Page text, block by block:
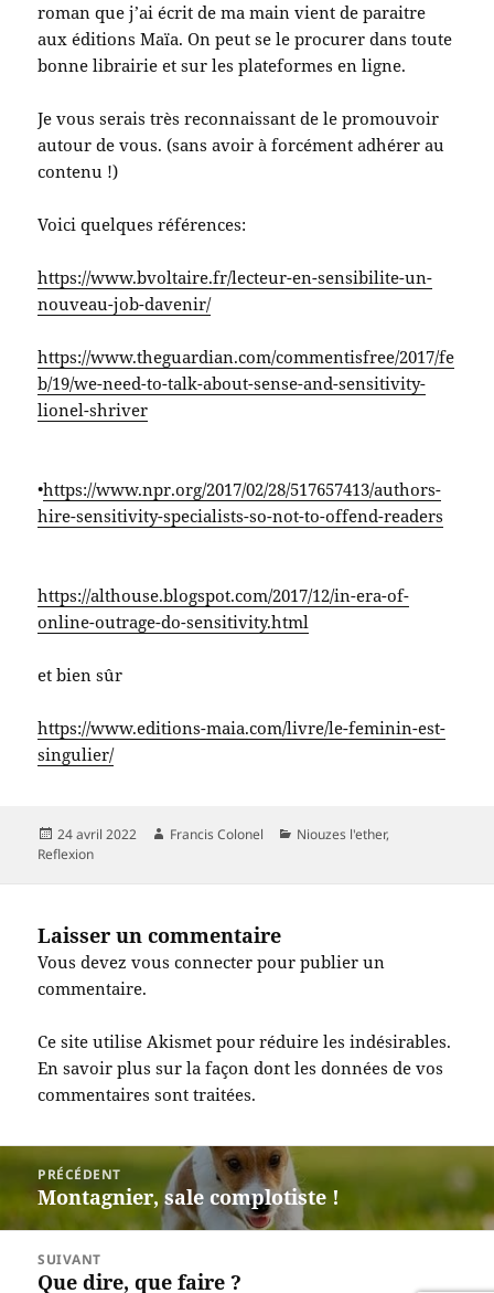
roman que j’ai écrit de ma main vient de paraitre
aux éditions Maïa. On peut se le procurer dans toute
bonne librairie et sur les plateformes en ligne.
Je vous serais très reconnaissant de le promouvoir
autour de vous. (sans avoir à forcément adhérer au
contenu !)
Voici quelques références:
https://www.bvoltaire.fr/lecteur-en-sensibilite-un-
nouveau-job-davenir/
https://www.theguardian.com/commentisfree/2017/fe
b/19/we-need-to-talk-about-sense-and-sensitivity-
lionel-shriver
•https://www.npr.org/2017/02/28/517657413/authors-
hire-sensitivity-specialists-so-not-to-offend-readers
https://althouse.blogspot.com/2017/12/in-era-of-
online-outrage-do-sensitivity.html
et bien sûr
https://www.editions-maia.com/livre/le-feminin-est-
singulier/
Publié
le
24 avril 2022 Auteur
Francis Colonel Catégories
Niouzes l'ether,
Reflexion
Laisser un commentaire
Vous devezvous connecter pour publier un
commentaire.
Ce site utilise Akismet pour réduire les indésirables.
En savoir plus sur la façon dont les données de vos
commentaires sont traitées.
Navigation
l’article
PRÉCÉDENT
Article
précédent :
Montagnier, sale complotiste !
SUIVANT
Article
Que dire, que faire ?